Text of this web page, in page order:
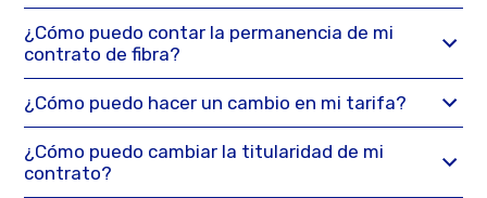
¿Cómo puedo contar la permanencia de mi
contrato de fibra?
¿Cómo puedo hacer un cambio en mi tarifa?
¿Cómo puedo cambiar la titularidad de mi
contrato?